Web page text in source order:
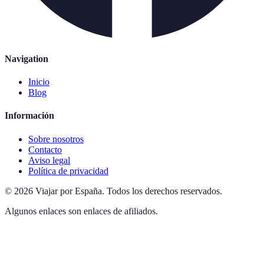
Navigation
Inicio
Blog
Información
Sobre nosotros
Contacto
Aviso legal
Política de privacidad
© 2026 Viajar por España. Todos los derechos reservados.
Algunos enlaces son enlaces de afiliados.